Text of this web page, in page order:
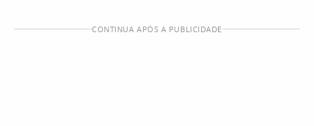
CONTINUA APÓS A PUBLICIDADE